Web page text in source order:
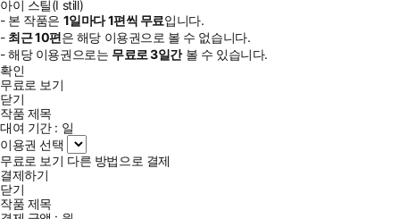
아이 스틸(I still)
- 본 작품은 1일마다1편씩 무료입니다.
- 최근10편은 해당 이용권으로 볼 수 없습니다.
- 해당 이용권으로는 무료로3일간볼 수 있습니다.
확인
무료로 보기
닫기
작품 제목
대여 기간 : 일
이용권 선택
무료로 보기 다른 방법으로 결제
결제하기
닫기
작품 제목